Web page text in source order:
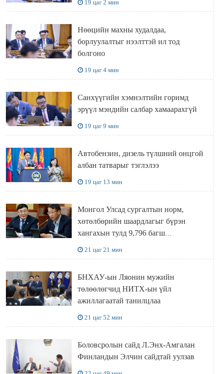
19 цаг 2 мин
Нөөцийн махны худалдаа,
борлуулалтыг нээлттэй ил тод
болгоно
19 цаг 4 мин
Санхүүгийн хэмнэлтийн горимд
эрүүл мэндийн салбар хамаарахгүй
19 цаг 9 мин
Автобензин, дизель түлшний онцгой
албан татварыг тэглэлээ
19 цаг 13 мин
Монгол Улсад сургалтын норм,
хөтөлбөрийн шаардлагыг бүрэн
хангахын тулд 9,796 багш
21 цаг 21 мин
БНХАУ-ын Ляонин мужийн
төлөөлөгчид НИТХ-ын үйл
ажиллагаатай танилцлаа
21 цаг 52 мин
Боловсролын сайд Л.Энх-Амгалан
Финландын Элчин сайдтай уулзав